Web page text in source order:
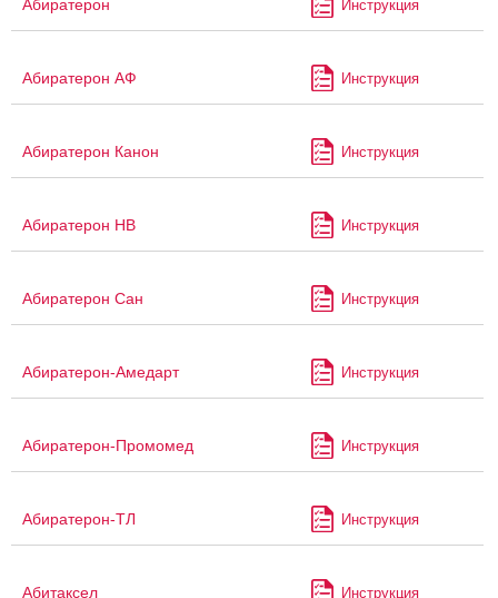
Абиратерон Инструкция
Абиратерон АФ Инструкция
Абиратерон Канон Инструкция
Абиратерон НВ Инструкция
Абиратерон Сан Инструкция
Абиратерон-Амедарт Инструкция
Абиратерон-Промомед Инструкция
Абиратерон-ТЛ Инструкция
Абитаксел Инструкция